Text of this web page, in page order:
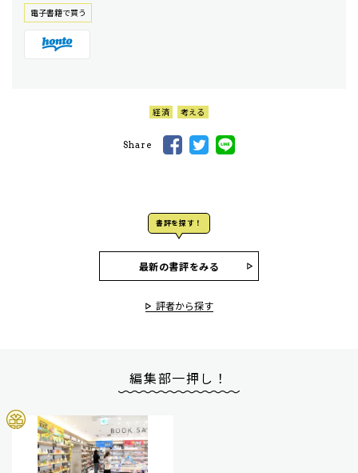
電⼦書籍で買う
経済 考える
Share
書評を探す！
最新の書評をみる
評者から探す
編集部一押し！